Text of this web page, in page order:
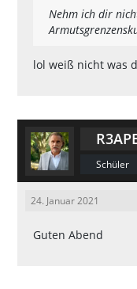
Nehm ich dir
lol weiß nicht was
Schüler
24. Januar 2021
Guten Abend